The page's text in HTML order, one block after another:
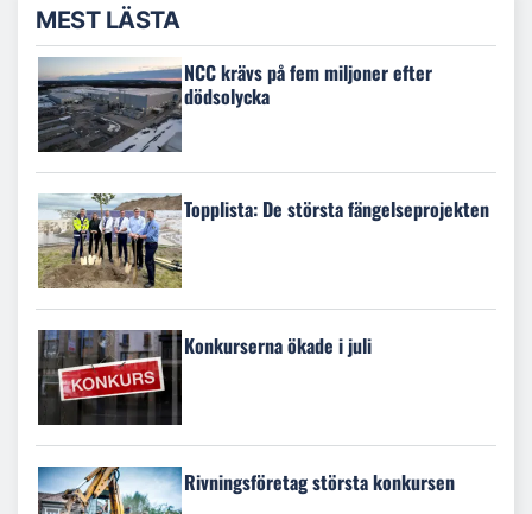
MEST LÄSTA
NCC krävs på fem miljoner efter
dödsolycka
Topplista: De största fängelseprojekten
Konkurserna ökade i juli
Rivningsföretag största konkursen